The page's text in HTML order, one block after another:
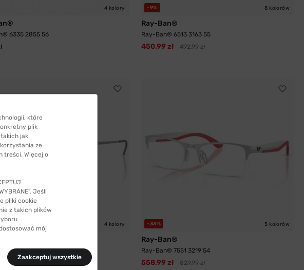
4 kolory
6335 2855 56
-9% 8 kolorów
Ray-Ban®
Ray-Ban® 6513 3163 55
450,99 zł 492,99 zł
4 kolory
Armani 1179D 3003 56
zł
-33% 5 kolorów
Ray-Ban®
Ray-Ban® 7551 3219 54
558,99 zł 829,99 zł
które
plik
jak
ze
treści. Więcej o
Jeśli
pliki cookie
z takich plików
mój
Zaakceptuj wszystkie